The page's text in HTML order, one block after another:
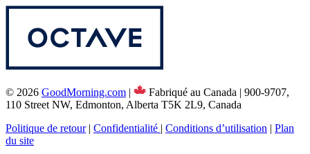
© 2026 GoodMorning.com |
Fabriqué au Canada | 900-9707,
110 Street NW, Edmonton, Alberta T5K 2L9, Canada
Politique de retour| Confidentialité | Conditions d’utilisation | Plan
du site